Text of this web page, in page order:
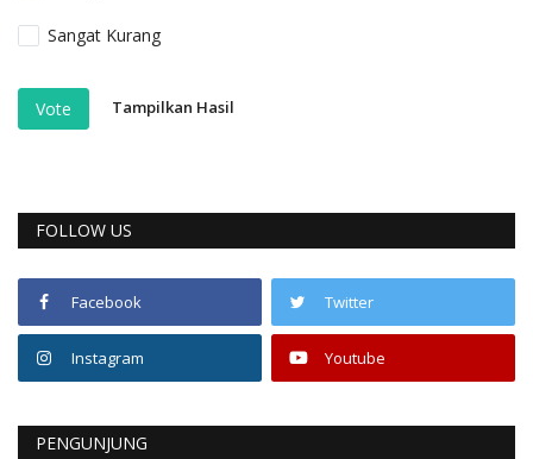
Sangat Kurang
Vote Tampilkan Hasil
FOLLOW US
Facebook Twitter
Instagram Youtube
PENGUNJUNG